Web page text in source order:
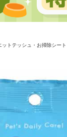
ットテッシュ・お掃除シート